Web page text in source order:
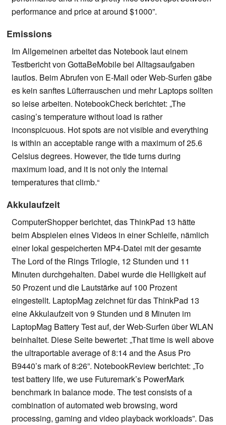
performance and price at around $1000”.
Emissions
Im Allgemeinen arbeitet das Notebook laut einem
Testbericht von GottaBeMobile bei Alltagsaufgaben
lautlos. Beim Abrufen von E-Mail oder Web-Surfen gäbe
es kein sanftes Lüfterrauschen und mehr Laptops sollten
so leise arbeiten. NotebookCheck berichtet: „The
casing’s temperature without load is rather
inconspicuous. Hot spots are not visible and everything
is within an acceptable range with a maximum of 25.6
Celsius degrees. However, the tide turns during
maximum load, and it is not only the internal
temperatures that climb.“
Akkulaufzeit
ComputerShopper berichtet, das ThinkPad 13 hätte
beim Abspielen eines Videos in einer Schleife, nämlich
einer lokal gespeicherten MP4-Datei mit der gesamte
The Lord of the Rings Trilogie, 12 Stunden und 11
Minuten durchgehalten. Dabei wurde die Helligkeit auf
50 Prozent und die Lautstärke auf 100 Prozent
eingestellt. LaptopMag zeichnet für das ThinkPad 13
eine Akkulaufzeit von 9 Stunden und 8 Minuten im
LaptopMag Battery Test auf, der Web-Surfen über WLAN
beinhaltet. Diese Seite bewertet: „That time is well above
the ultraportable average of 8:14 and the Asus Pro
B9440’s mark of 8:26”. NotebookReview berichtet: „To
test battery life, we use Futuremark’s PowerMark
benchmark in balance mode. The test consists of a
combination of automated web browsing, word
processing, gaming and video playback workloads”. Das